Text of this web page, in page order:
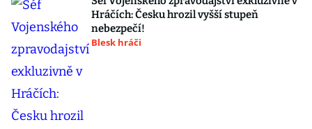
Hráčích: Česku hrozil vyšší stupeň
nebezpečí!
Blesk hráči